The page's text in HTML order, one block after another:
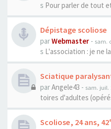
s Pour parler de tout
Dépistage scoliose
parWebmaster - sam.
s L'association : je ne
Sciatique
parAngele43 - sam. juil.
toires d'adultes
Scoliose, 24 ans, 42°